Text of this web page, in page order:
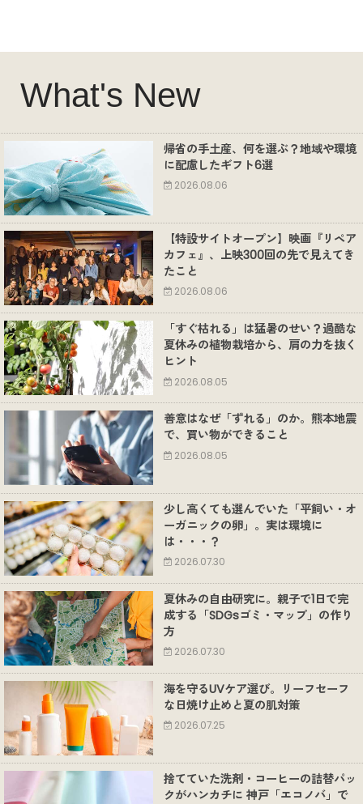
What's New
帰省の手土産、何を選ぶ？地域や環境
に配慮したギフト6選
2026.08.06
【特設サイトオープン】映画『リペア
カフェ』、上映300回の先で見えてき
たこと
2026.08.06
「すぐ枯れる」は猛暑のせい？過酷な
夏休みの植物栽培から、肩の力を抜く
ヒント
2026.08.05
善意はなぜ「ずれる」のか。熊本地震
で、買い物ができること
2026.08.05
少し高くても選んでいた「平飼い・オ
ーガニックの卵」。実は環境に
は・・・？
2026.07.30
夏休みの自由研究に。親子で1日で完
成する「SDGsゴミ・マップ」の作り
方
2026.07.30
海を守るUVケア選び。リーフセーフ
な日焼け止めと夏の肌対策
2026.07.25
捨てていた洗剤・コーヒーの詰替パッ
クがハンカチに 神戸「エコノバ」で